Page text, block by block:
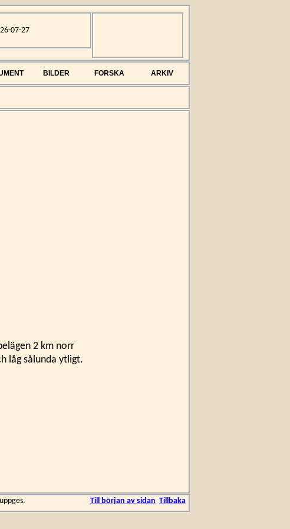
07-27
BILDER FORSKA ARKIV
2 km norr
låg sålunda ytligt.
Till början av sidan Tillbaka